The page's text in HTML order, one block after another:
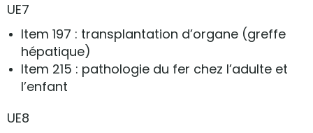
UE7
Item 197 : transplantation d’organe (greffe
hépatique)
Item 215 : pathologie du fer chez l’adulte et
l’enfant
UE8